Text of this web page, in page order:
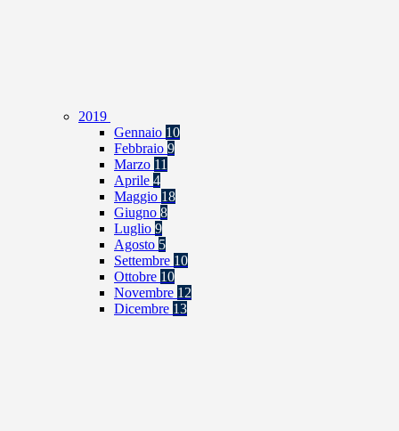
2019
Gennaio 10
Febbraio 9
Marzo 11
Aprile 4
Maggio 18
Giugno 8
Luglio 9
Agosto 5
Settembre 10
Ottobre 10
Novembre 12
Dicembre 13